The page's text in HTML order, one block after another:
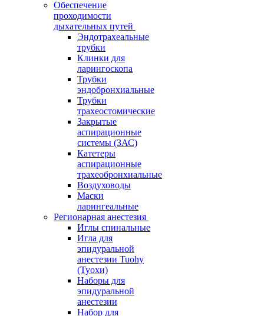
Обеспечение
проходимости
дыхательных путей
Эндотрахеальные
трубки
Клинки для
ларингоскопа
Трубки
эндобронхиальные
Трубки
трахеостомические
Закрытые
аспирационные
системы (ЗАС)
Катетеры
аспирационные
трахеобронхиальные
Воздуховоды
Маски
ларингеальные
Регионарная анестезия
Иглы спинальные
Игла для
эпидуральной
анестезии Tuohy
(Туохи)
Наборы для
эпидуральной
анестезии
Набор для